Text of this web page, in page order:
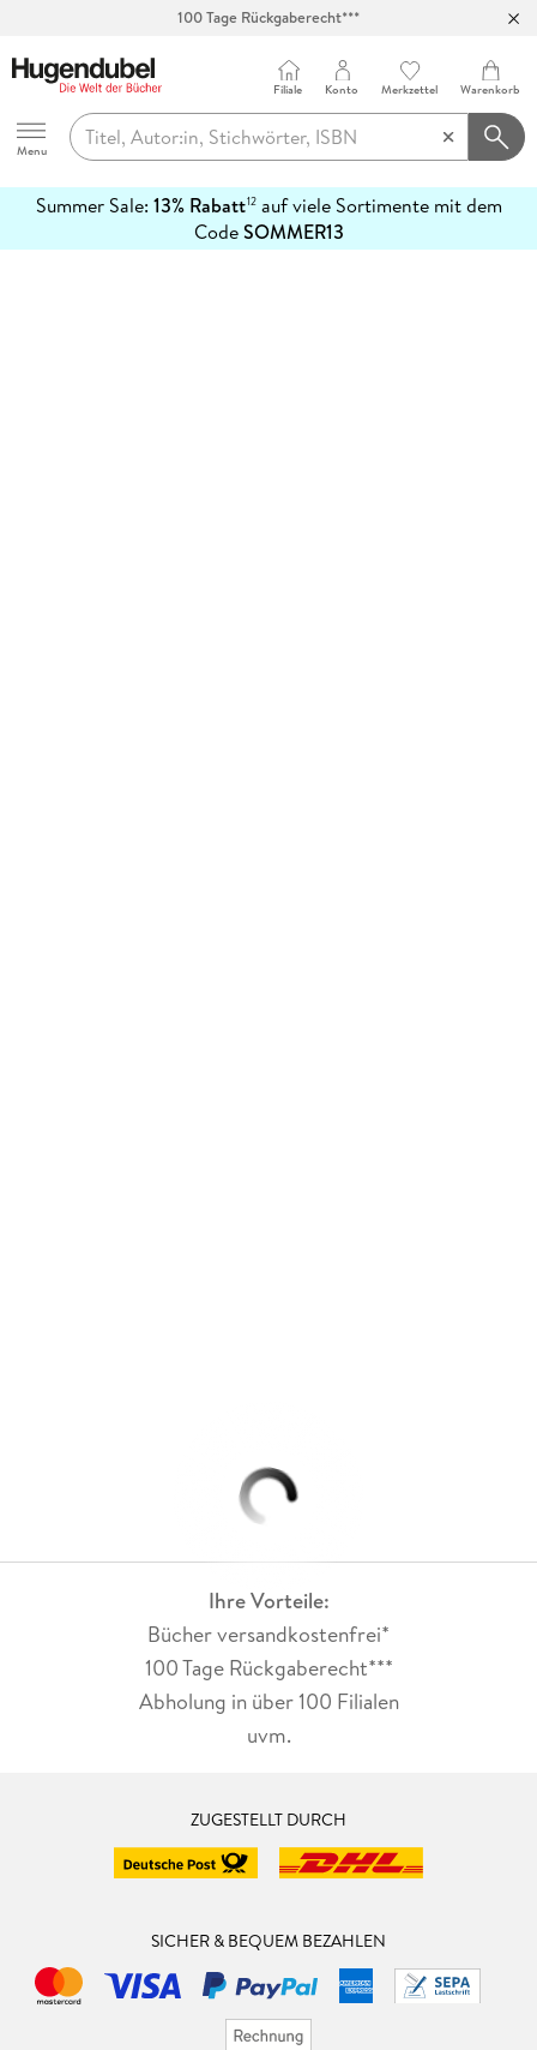
100 Tage Rückgaberecht***
Hugendubel
Menu
Filiale Konto Merkzettel Warenkorb
Summer Sale: 13% Rabatt12auf viele Sortimente mit dem
CodeSOMMER13
erfahren
Ihre Vorteile:
Bücher versandkostenfrei*
100 Tage Rückgaberecht***
Abholung in über 100 Filialen
uvm.
ZUGESTELLT DURCH
SICHER & BEQUEM BEZAHLEN